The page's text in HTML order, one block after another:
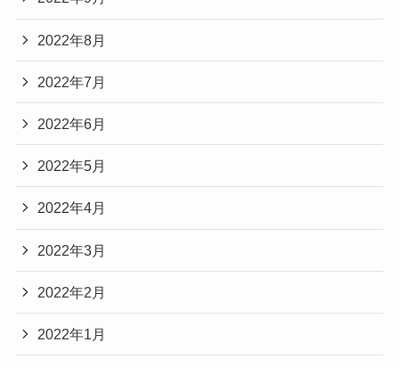
2022年8月
2022年7月
2022年6月
2022年5月
2022年4月
2022年3月
2022年2月
2022年1月